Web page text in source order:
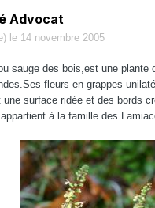
Advocat
le 14 novembre 2005
sauge des bois,est une plante
fleurs en grappes
surface ridée et des bords
à la famille des